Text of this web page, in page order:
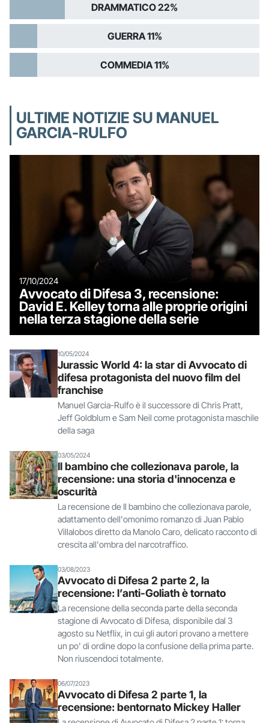
DRAMMATICO 22%
GUERRA 11%
COMMEDIA 11%
ULTIME NOTIZIE SU MANUEL
GARCIA-RULFO
17/10/2024
Avvocato di Difesa 3, recensione:
David E. Kelley torna alle proprie origini
nella terza stagione della serie
10/05/2024
Jurassic World 4: la star di Avvocato di
difesa protagonista del nuovo film del
franchise
Manuel Garcia-Rulfo è il successore di Chris Pratt,
Jeff Goldblum e Sam Neil come protagonista maschile
della saga
03/05/2024
Il bambino che collezionava parole, la
recensione: una storia d'innocenza e
oscurità
La recensione de Il bambino che collezionava parole,
adattamento dell'omonimo romanzo di Juan Pablo
Villalobos diretto da Manolo Caro, delicato racconto di
crescita all'ombra del narcotraffico.
03/08/2023
Avvocato di Difesa 2 parte 2, la
recensione: l’anti-Goliath è tornato
La recensione della seconda parte della seconda
stagione di Avvocato di Difesa, disponibile dal 3
agosto su Netflix, in cui gli autori provano a mettere
un po' di ordine dopo la confusione della prima parte.
Non riuscendoci totalmente.
06/07/2023
Avvocato di Difesa 2 parte 1, la
recensione: bentornato Mickey Haller